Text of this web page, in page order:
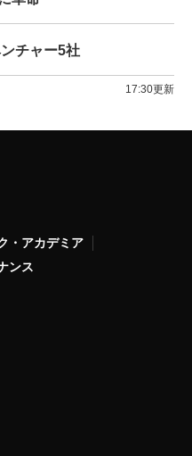
チャー5社
17:30更新
・アカデミア
ンス